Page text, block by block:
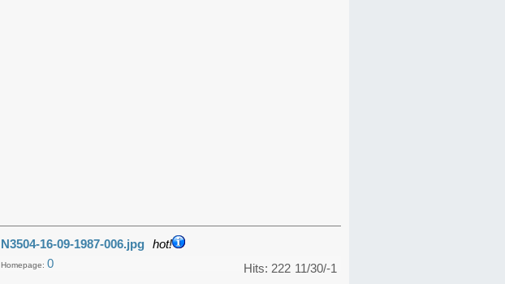
N3504-16-09-1987-006.jpg hot!
11/30/-1
Hits: 222
Homepage: 0